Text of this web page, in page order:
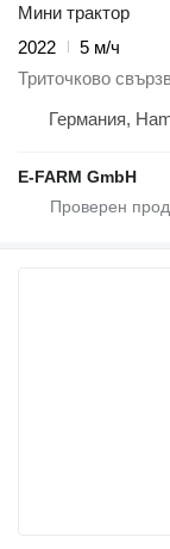
Мини трактор
2022
5 м/ч
Триточково
Германия,
E-FARM GmbH